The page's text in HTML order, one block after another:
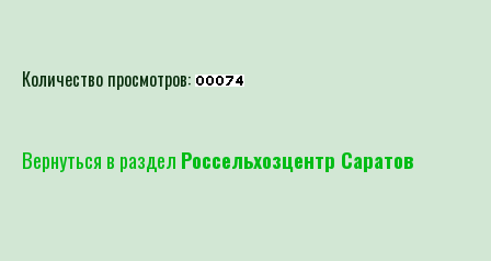
Количество просмотров:
Вернуться в раздел Россельхозцентр Саратов